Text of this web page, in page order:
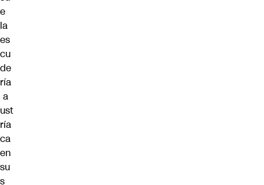
e
la
es
cu
de
ría
a
ust
ría
ca
en
su
s